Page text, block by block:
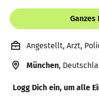
Angestellt, Arzt,
München,
Logg Dich ein, um alle